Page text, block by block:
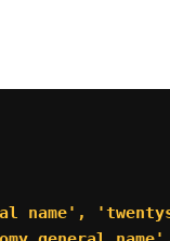
name',